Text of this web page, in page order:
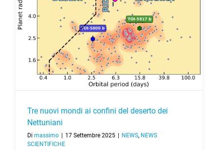
Tre nuovi mondi ai confini del deserto dei
Nettuniani
Di massimo 17 Settembre 2025 NEWS, NEWS
SCIENTIFICHE